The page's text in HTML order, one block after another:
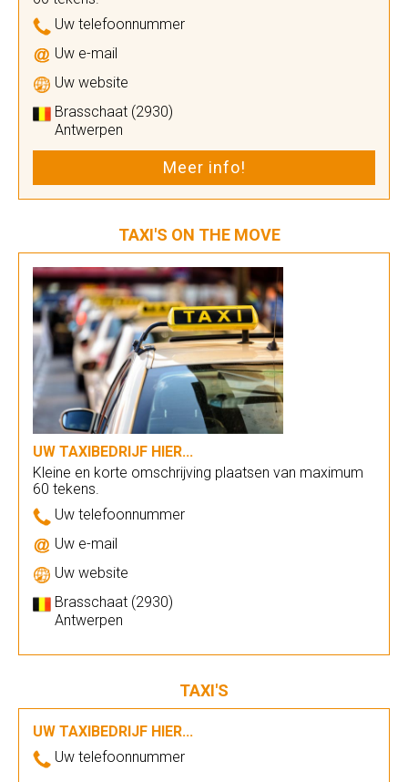
Uw telefoonnummer
Uw e-mail
Uw website
Brasschaat (2930)
Antwerpen
Meer info!
TAXI'S ON THE MOVE
UW TAXIBEDRIJF HIER...
Kleine en korte omschrijving plaatsen van maximum
60 tekens.
Uw telefoonnummer
Uw e-mail
Uw website
Brasschaat (2930)
Antwerpen
TAXI'S
UW TAXIBEDRIJF HIER...
Uw telefoonnummer